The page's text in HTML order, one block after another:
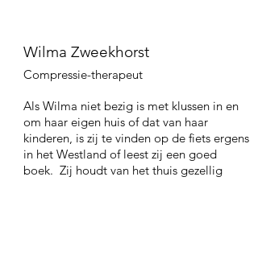
Als Wilma niet bezig is met klussen in en
om haar eigen huis of dat van haar
kinderen, is zij te vinden op de fiets ergens
in het Westland of leest zij een goed
boek. Zij houdt van het thuis gezellig
Wilma Zweekhorst
Compressie-therapeut